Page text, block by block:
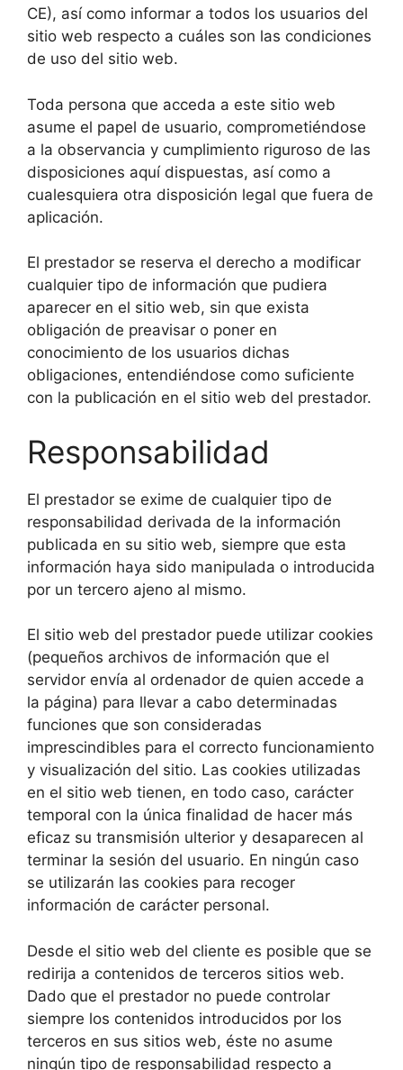
CE), así como informar a todos los usuarios del
sitio web respecto a cuáles son las condiciones
de uso del sitio web.
Toda persona que acceda a este sitio web
asume el papel de usuario, comprometiéndose
a la observancia y cumplimiento riguroso de las
disposiciones aquí dispuestas, así como a
cualesquiera otra disposición legal que fuera de
aplicación.
El prestador se reserva el derecho a modificar
cualquier tipo de información que pudiera
aparecer en el sitio web, sin que exista
obligación de preavisar o poner en
conocimiento de los usuarios dichas
obligaciones, entendiéndose como suficiente
con la publicación en el sitio web del prestador.
Responsabilidad
El prestador se exime de cualquier tipo de
responsabilidad derivada de la información
publicada en su sitio web, siempre que esta
información haya sido manipulada o introducida
por un tercero ajeno al mismo.
El sitio web del prestador puede utilizar cookies
(pequeños archivos de información que el
servidor envía al ordenador de quien accede a
la página) para llevar a cabo determinadas
funciones que son consideradas
imprescindibles para el correcto funcionamiento
y visualización del sitio. Las cookies utilizadas
en el sitio web tienen, en todo caso, carácter
temporal con la única finalidad de hacer más
eficaz su transmisión ulterior y desaparecen al
terminar la sesión del usuario. En ningún caso
se utilizarán las cookies para recoger
información de carácter personal.
Desde el sitio web del cliente es posible que se
redirija a contenidos de terceros sitios web.
Dado que el prestador no puede controlar
siempre los contenidos introducidos por los
terceros en sus sitios web, éste no asume
ningún tipo de responsabilidad respecto a